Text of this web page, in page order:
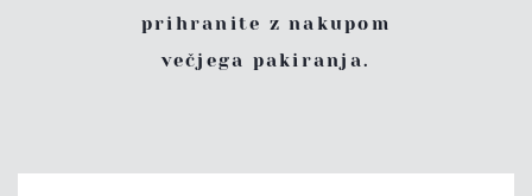
prihranite z nakupom
večjega pakiranja.